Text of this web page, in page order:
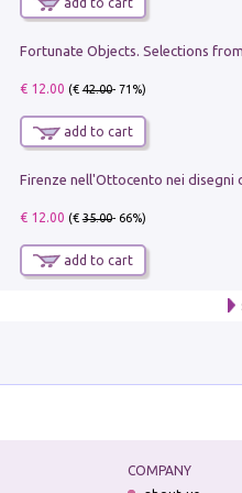
€ 12.00 (€42.00- 71%)
add to cart
€ 12.00 (€35.00- 66%)
add to cart
COMPANY